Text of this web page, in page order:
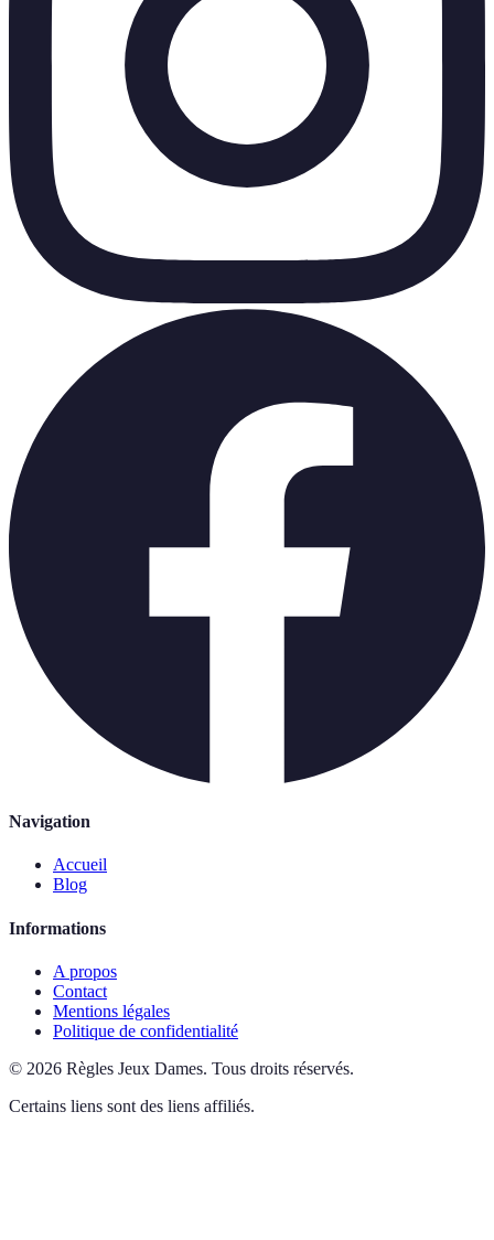
Navigation
Accueil
Blog
Informations
A propos
Contact
Mentions légales
Politique de confidentialité
© 2026 Règles Jeux Dames. Tous droits réservés.
Certains liens sont des liens affiliés.